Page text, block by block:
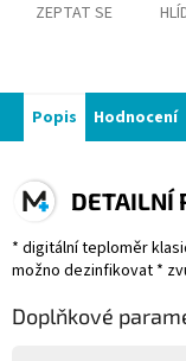
ZEPTAT SE
Popis Hodnocení
DETAILNÍ
* digitální teploměr
možno dezinfikovat *
Doplňkové